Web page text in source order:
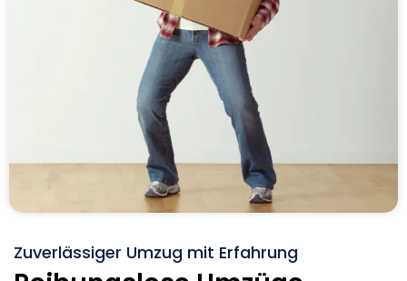
Zuverlässiger Umzug mit Erfahrung